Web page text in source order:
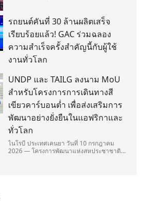
รถยนต์คันที่ 30 ล้านผลิตเสร็จ
เรียบร้อยแล้ว! GAC ร่วมฉลอง
ความสำเร็จครั้งสำคัญนี้กับผู้ใช้
งานทั่วโลก
UNDP และ TAILG ลงนาม MoU
สำหรับโครงการการเดินทางสี
เขียวคาร์บอนต่ำ เพื่อส่งเสริมการ
พัฒนาอย่างยั่งยืนในแอฟริกาและ
ทั่วโลก
ไนโรบี ประเทศเคนยา วันที่ 10 กรกฎาคม
2026 — โครงการพัฒนาแห่งสหประชาชาติ